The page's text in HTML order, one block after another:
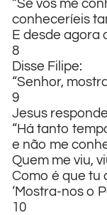
“Se vós me
conheceríeis
E desde agora
8
Disse Filipe:
“Senhor,
9
Jesus
“Há tanto
e não me
Quem me viu,
Como é que tu
‘Mostra-nos o
10